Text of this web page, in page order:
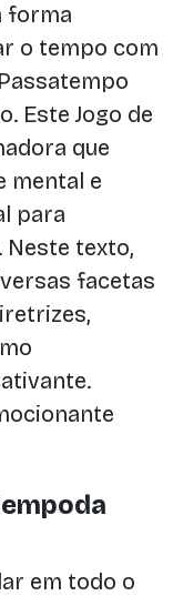
forma
o tempo com
Este Jogo de
que
mental e
para
Neste texto,
facetas
em todo o